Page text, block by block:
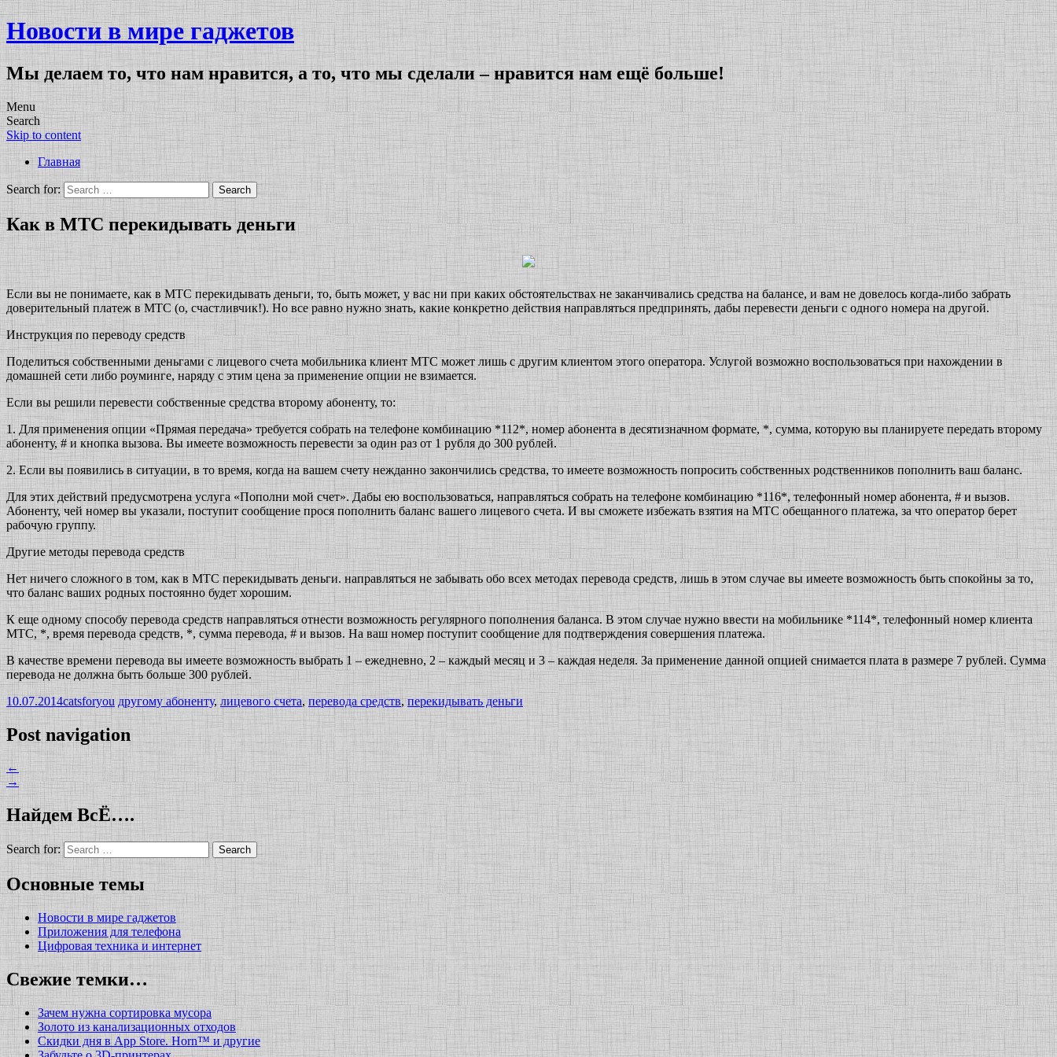
Новости в мире гаджетов
Мы делаем то, что нам нравится, а то, что мы сделали – нравится нам ещё больше!
Menu
Search
Skip to content
Главная
Search for:
Как в МТС перекидывать деньги
Если вы не понимаете, как в МТС перекидывать деньги, то, быть может, у вас ни при каких обстоятельствах не заканчивались средства на балансе, и вам не довелось когда-либо забрать
доверительный платеж в МТС (о, счастливчик!). Но все равно нужно знать, какие конкретно действия направляться предпринять, дабы перевести деньги с одного номера на другой.
Инструкция по переводу средств
Поделиться собственными деньгами с лицевого счета мобильника клиент МТС может лишь с другим клиентом этого оператора. Услугой возможно воспользоваться при нахождении в
домашней сети либо роуминге, наряду с этим цена за применение опции не взимается.
Если вы решили перевести собственные средства второму абоненту, то:
1. Для применения опции «Прямая передача» требуется собрать на телефоне комбинацию *112*, номер абонента в десятизначном формате, *, сумма, которую вы планируете передать второму
абоненту, # и кнопка вызова. Вы имеете возможность перевести за один раз от 1 рубля до 300 рублей.
2. Если вы появились в ситуации, в то время, когда на вашем счету нежданно закончились средства, то имеете возможность попросить собственных родственников пополнить ваш баланс.
Для этих действий предусмотрена услуга «Пополни мой счет». Дабы ею воспользоваться, направляться собрать на телефоне комбинацию *116*, телефонный номер абонента, # и вызов.
Абоненту, чей номер вы указали, поступит сообщение прося пополнить баланс вашего лицевого счета. И вы сможете избежать взятия на МТС обещанного платежа, за что оператор берет
рабочую группу.
Другие методы перевода средств
Нет ничего сложного в том, как в МТС перекидывать деньги. направляться не забывать обо всех методах перевода средств, лишь в этом случае вы имеете возможность быть спокойны за то,
что баланс ваших родных постоянно будет хорошим.
К еще одному способу перевода средств направляться отнести возможность регулярного пополнения баланса. В этом случае нужно ввести на мобильнике *114*, телефонный номер клиента
МТС, *, время перевода средств, *, сумма перевода, # и вызов. На ваш номер поступит сообщение для подтверждения совершения платежа.
В качестве времени перевода вы имеете возможность выбрать 1 – ежедневно, 2 – каждый месяц и 3 – каждая неделя. За применение данной опцией снимается плата в размере 7 рублей. Сумма
перевода не должна быть больше 300 рублей.
10.07.2014catsforyou другому абоненту,лицевого счета,перевода средств,перекидывать деньги
Post navigation
←
→
Найдем ВсЁ….
Search for:
Основные темы
Новости в мире гаджетов
Приложения для телефона
Цифровая техника и интернет
Свежие темки…
Зачем нужна сортировка мусора
Золото из канализационных отходов
Скидки дня в App Store. Horn™ и другие